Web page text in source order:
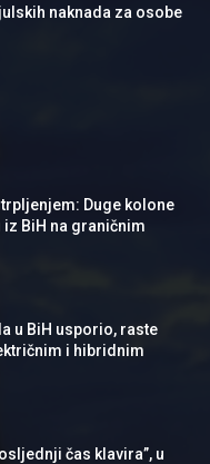
naknada za osobe
Duge kolone
BiH na graničnim
u BiH usporio, raste
i hibridnim
čas klavira”, u